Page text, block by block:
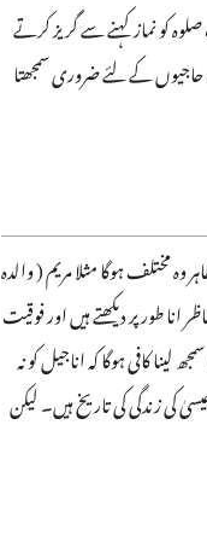
کو نماز کہنے سے گریز کرتے
حاجیوں کے لئے ضروری سمجھتا
مختلف ہوگا مثلا مریم ( والدہ
طور پر دیکھتے ہیں اور فوقیت
کافی ہوگا کہ اناجیل کو نہ
کی زندگی کی تاریخ ہیں۔ لیکن